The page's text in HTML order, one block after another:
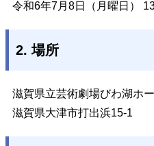
令和6年7月8日（月曜日）
2. 場所
滋賀県立芸術劇場びわ湖ホ
滋賀県大津市打出浜15-1